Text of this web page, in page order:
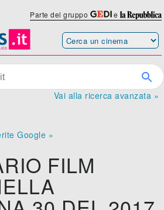
Parte del gruppo e
Vai alla ricerca avanzata »
Google »
FILM